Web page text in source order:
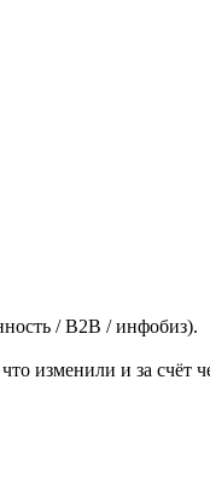
/ B2B / инфобиз).
изменили и за счёт